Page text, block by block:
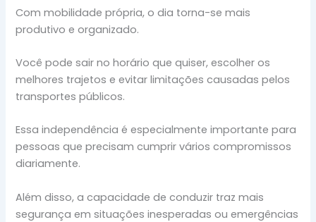
Com mobilidade própria, o dia torna-se mais
produtivo e organizado.
Você pode sair no horário que quiser, escolher os
melhores trajetos e evitar limitações causadas pelos
transportes públicos.
Essa independência é especialmente importante para
pessoas que precisam cumprir vários compromissos
diariamente.
Além disso, a capacidade de conduzir traz mais
segurança em situações inesperadas ou emergências